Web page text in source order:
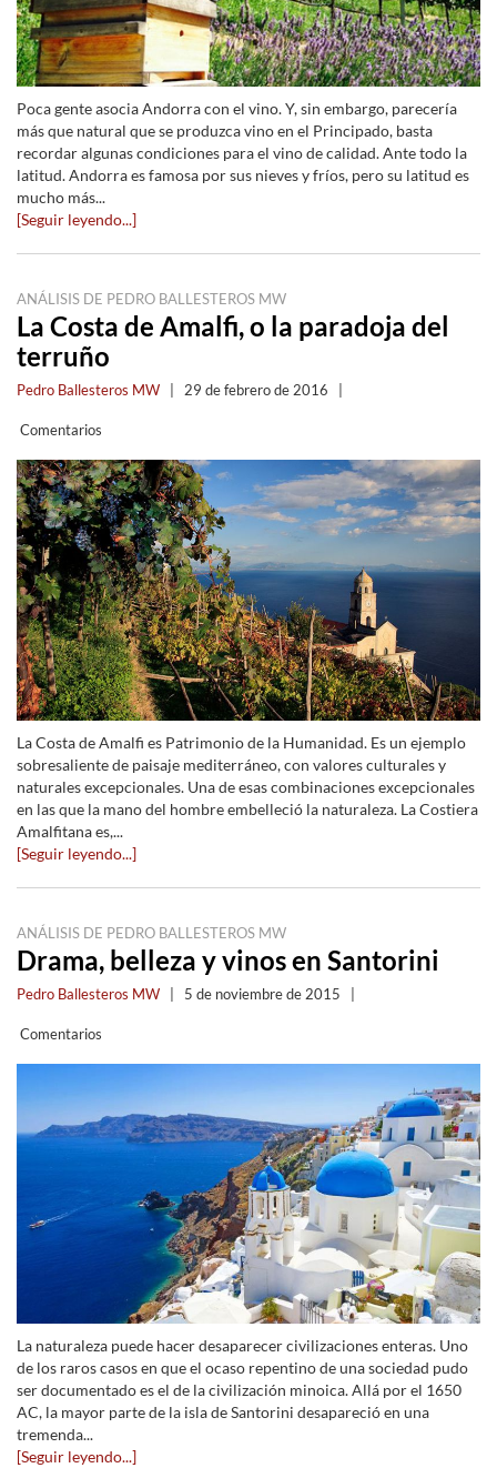
Poca gente asocia Andorra con el vino. Y, sin embargo, parecería
más que natural que se produzca vino en el Principado, basta
recordar algunas condiciones para el vino de calidad. Ante todo la
latitud. Andorra es famosa por sus nieves y fríos, pero su latitud es
mucho más...
[Seguir leyendo...]
ANÁLISIS DE PEDRO BALLESTEROS MW
La Costa de Amalfi, o la paradoja del
terruño
Pedro Ballesteros MW 29 de febrero de 2016
Comentarios
La Costa de Amalfi es Patrimonio de la Humanidad. Es un ejemplo
sobresaliente de paisaje mediterráneo, con valores culturales y
naturales excepcionales. Una de esas combinaciones excepcionales
en las que la mano del hombre embelleció la naturaleza. La Costiera
Amalfitana es,...
[Seguir leyendo...]
ANÁLISIS DE PEDRO BALLESTEROS MW
Drama, belleza y vinos en Santorini
Pedro Ballesteros MW 5 de noviembre de 2015
Comentarios
La naturaleza puede hacer desaparecer civilizaciones enteras. Uno
de los raros casos en que el ocaso repentino de una sociedad pudo
ser documentado es el de la civilización minoica. Allá por el 1650
AC, la mayor parte de la isla de Santorini desapareció en una
tremenda...
[Seguir leyendo...]